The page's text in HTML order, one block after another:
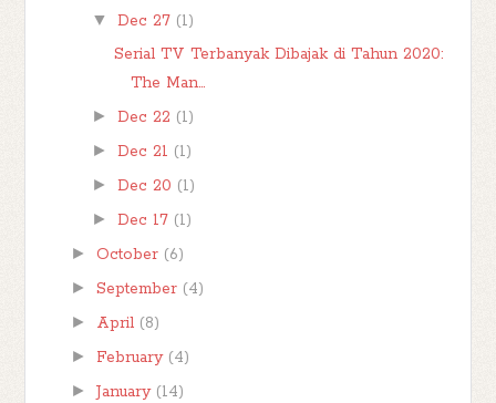
▼ Dec 27 (1)
Serial TV Terbanyak Dibajak di Tahun 2020:
The Man...
► Dec 22 (1)
► Dec 21 (1)
► Dec 20 (1)
► Dec 17 (1)
► October (6)
► September (4)
► April (8)
► February (4)
► January (14)